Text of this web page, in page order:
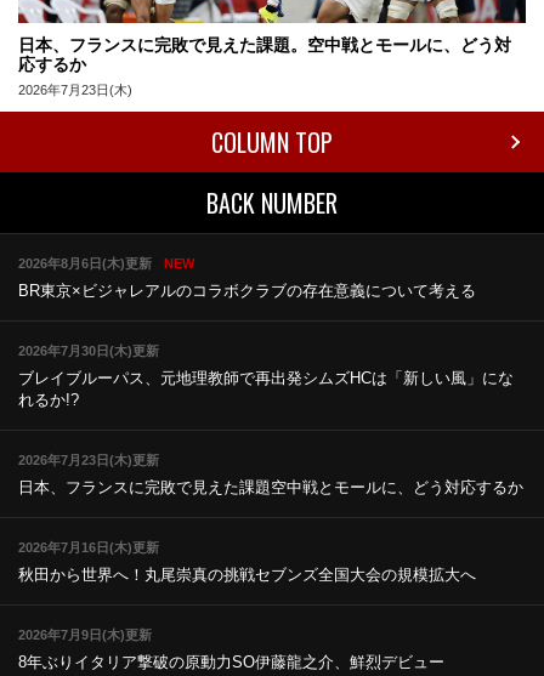
日本、フランスに完敗で見えた課題。空中戦とモールに、どう対
応するか
2026年7月23日(木)
COLUMN TOP
BACK NUMBER
2026年8月6日(木)更新 NEW
BR東京×ビジャレアルのコラボクラブの存在意義について考える
2026年7月30日(木)更新
ブレイブルーパス、元地理教師で再出発シムズHCは「新しい風」にな
れるか!?
2026年7月23日(木)更新
日本、フランスに完敗で見えた課題空中戦とモールに、どう対応するか
2026年7月16日(木)更新
秋田から世界へ！丸尾崇真の挑戦セブンズ全国大会の規模拡大へ
2026年7月9日(木)更新
8年ぶりイタリア撃破の原動力SO伊藤龍之介、鮮烈デビュー